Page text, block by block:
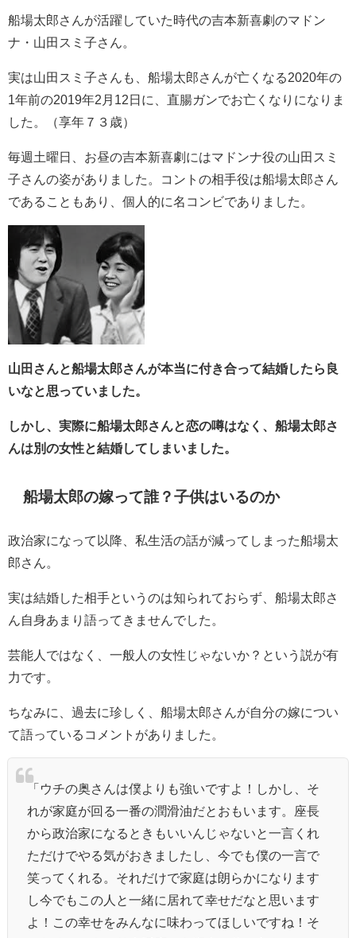
船場太郎さんが活躍していた時代の吉本新喜劇のマドン
ナ・ 山田スミ子さん。
実は山田スミ子さんも、 船場太郎さんが亡くなる2020年の
1年前の2019年2月12日に、直腸ガンでお亡くなりになりま
した。（享年７３歳）
毎週土曜日、お昼の吉本新喜劇にはマドンナ役の山田スミ
子さんの姿がありました。コントの相手役は船場太郎さん
であることもあり、個人的に名コンビでありました。
山田さんと船場太郎さんが本当に付き合って結婚したら良
いなと思っていました。
しかし、実際に船場太郎さんと恋の噂はなく、船場太郎さ
んは別の女性と結婚してしまいました。
船場太郎の嫁って誰？子供はいるのか
政治家になって以降、私生活の話が減ってしまった船場太
郎さん。
実は結婚した相手というのは知られておらず、 船場太郎さ
ん自身あまり語ってきませんでした。
芸能人ではなく、一般人の女性じゃないか？という説が有
力です。
ちなみに、過去に珍しく、 船場太郎さんが自分の嫁につい
て語っているコメントがありました。
「ウチの奥さんは僕よりも強いですよ！しかし、そ
れが家庭が回る一番の潤滑油だとおもいます。座長
から政治家になるときもいいんじゃないと一言くれ
ただけでやる気がおきましたし、今でも僕の一言で
笑ってくれる。それだけで家庭は朗らかになります
し今でもこの人と一緒に居れて幸せだなと思います
よ！この幸せをみんなに味わってほしいですね！そ